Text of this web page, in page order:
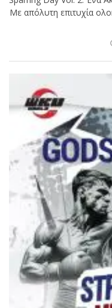
Με απόλυτη επιτυχία